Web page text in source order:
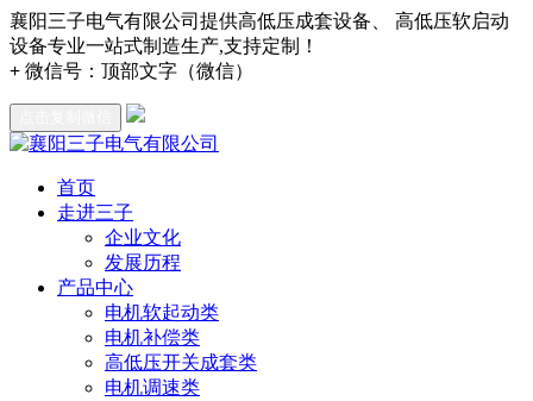
襄阳三子电气有限公司提供高低压成套设备、 高低压软启动
设备专业一站式制造生产,支持定制！
+ 微信号： 顶部文字（微信）
首页
走进三子
企业文化
发展历程
产品中心
电机软起动类
电机补偿类
高低压开关成套类
电机调速类